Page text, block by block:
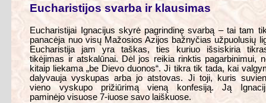
Eucharistijos svarba ir klausimas
Eucharistijai Ignacijus skyrė pagrindinę svarbą – tai tam
panacėja nuo visų Mažosios Azijos bažnyčias užpuolusių
Eucharistija jam yra taškas, ties kuriuo išsiskiria
tikėjimas ir atskalūnai. Dėl jos reikia rinktis pagarbinimui,
kitaip liekama „be Dievo duonos“. Ji tikra tik tada, kai
dalyvauja vyskupas arba jo atstovas. Ji toji, kuris
vieno vyskupo prižiūrimą vieną konfesiją. Ją
paminėjo visuose 7-iuose savo laiškuose.